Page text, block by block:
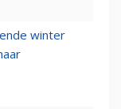
winter